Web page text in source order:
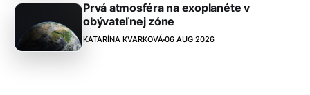
Prvá atmosféra na exoplanéte v
obývateľnej zóne
KATARÍNA KVARKOVÁ06 AUG 2026